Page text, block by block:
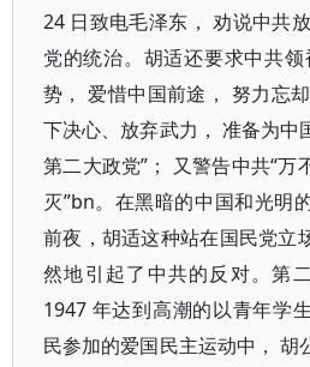
24 日致电毛泽东， 劝说中共
党的统治。胡适还要求中共
势， 爱惜中国前途， 努力忘
下决心、放弃武力， 准备为中
第二大政党”； 又警告中共“万
灭”bn。在黑暗的中国和光明
前夜，胡适这种站在国民党立
然地引起了中共的反对。第
1947 年达到高潮的以青年学
民参加的爱国民主运动中， 胡